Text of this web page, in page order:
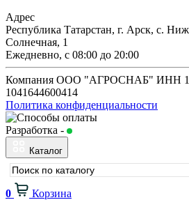
Адрес
Республика Татарстан, г. Арск, с.
Солнечная, 1
Ежедневно, с 08:00 до 20:00
Компания ООО "АГРОСНАБ" ИНН
1041644600414
Политика конфиденциальности
Разработка -
Каталог
0
Корзина